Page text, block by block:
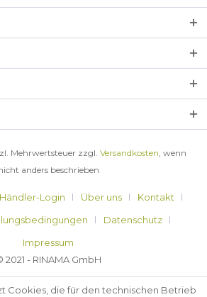
Mehrwertsteuer zzgl. Versandkosten, wenn
anders beschrieben
Händler-Login Über uns
Kontakt
Datenschutz
Impressum
2021 - RINAMA GmbH
Cookies, die für den technischen Betrieb